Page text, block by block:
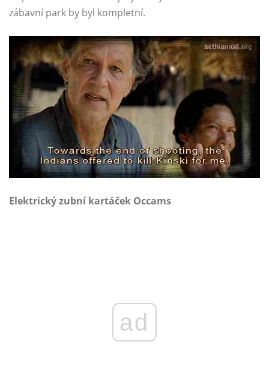
zábavní park by byl kompletní.
Elektrický zubní kartáček Occams
ad